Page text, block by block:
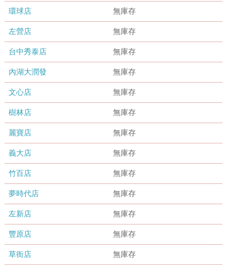
環球店 無庫存
左營店 無庫存
台中秀泰店 無庫存
內湖大潤發 無庫存
文心店 無庫存
樹林店 無庫存
麗寶店 無庫存
義大店 無庫存
竹百店 無庫存
夢時代店 無庫存
左新店 無庫存
豐原店 無庫存
草衙店 無庫存